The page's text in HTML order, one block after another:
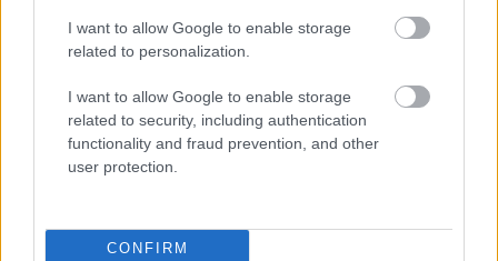
I want to allow Google to enable storage
related to personalization.
I want to allow Google to enable storage
related to security, including authentication
functionality and fraud prevention, and other
user protection.
CONFIRM
ELŐZŐ POSZT
történik sokak életét felkavarja majd!